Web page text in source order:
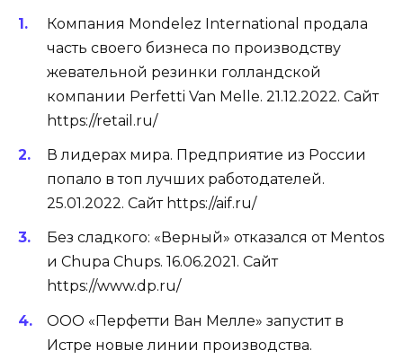
Компания Mondelez International продала
часть своего бизнеса по производству
жевательной резинки голландской
компании Perfetti Van Melle. 21.12.2022. Сайт
https://retail.ru/
В лидерах мира. Предприятие из России
попало в топ лучших работодателей.
25.01.2022. Сайт https://aif.ru/
Без сладкого: «Верный» отказался от Mentos
и Chupa Chups. 16.06.2021. Сайт
https://www.dp.ru/
ООО «Перфетти Ван Мелле» запустит в
Истре новые линии производства.